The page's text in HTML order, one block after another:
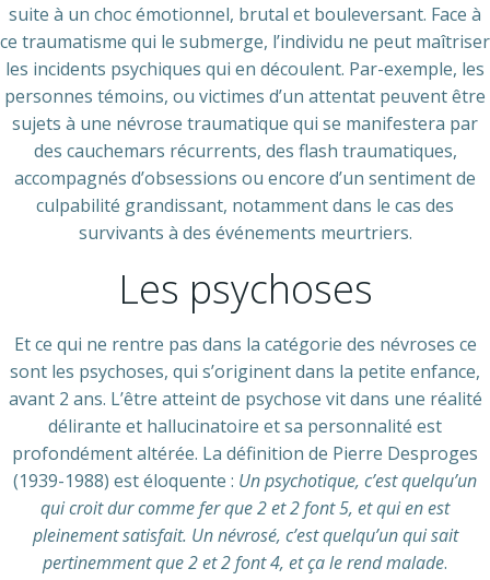
suite à un choc émotionnel, brutal et bouleversant. Face à
ce traumatisme qui le submerge, l’individu ne peut maîtriser
les incidents psychiques qui en découlent. Par-exemple, les
personnes témoins, ou victimes d’un attentat peuvent être
sujets à une névrose traumatique qui se manifestera par
des cauchemars récurrents, des flash traumatiques,
accompagnés d’obsessions ou encore d’un sentiment de
culpabilité grandissant, notamment dans le cas des
survivants à des événements meurtriers.
Les psychoses
Et ce qui ne rentre pas dans la catégorie des névroses ce
sont les psychoses, qui s’originent dans la petite enfance,
avant 2 ans. L’être atteint de psychose vit dans une réalité
délirante et hallucinatoire et sa personnalité est
profondément altérée. La définition de Pierre Desproges
(1939-1988) est éloquente : Un psychotique, c’est quelqu’un
qui croit dur comme fer que 2 et 2 font 5, et qui en est
pleinement satisfait. Un névrosé, c’est quelqu’un qui sait
pertinemment que 2 et 2 font 4, et ça le rend malade.